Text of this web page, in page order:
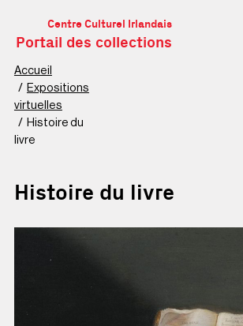
Centre Culturel Irlandais
Portail des collections
Accueil
Expositions
virtuelles
Histoire du
livre
Histoire du livre